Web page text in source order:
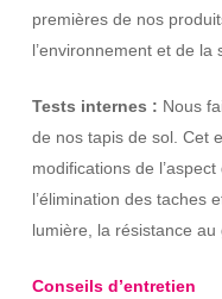
premières de nos
l’environnement et de la
Tests internes : Nous
de nos tapis de sol. Cet
modifications de
l’élimination des taches
lumière, la résistance au
Conseils d’entretien